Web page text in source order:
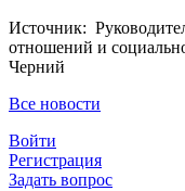
Источник:
отношений и
Черний
Все новости
Войти
Регистрация
Задать вопрос